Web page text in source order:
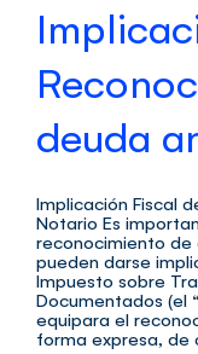
deuda
Implicación Fiscal
Notario Es
reconocimiento de
pueden darse
Impuesto sobre
Documentados (el
equipara el
forma expresa, de